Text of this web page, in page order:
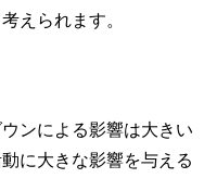
えられます。
ンによる影響は大きい
に大きな影響を与える